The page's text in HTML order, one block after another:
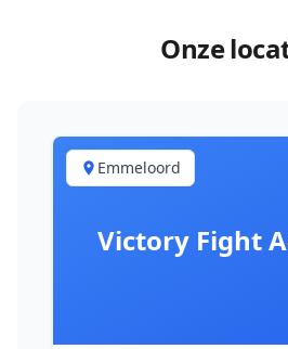
Onze
Emmeloord
Victory Fight